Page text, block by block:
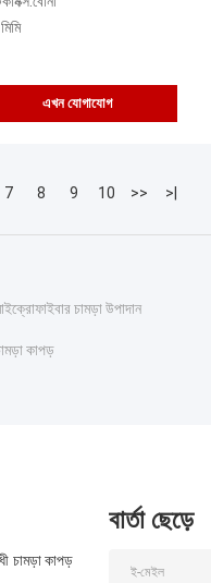
এখন যোগাযোগ
7 8 9 10 >> >|
চামড়া উপাদান
কাপড়
চামড়া কাপড়
বার্তা ছেড়ে